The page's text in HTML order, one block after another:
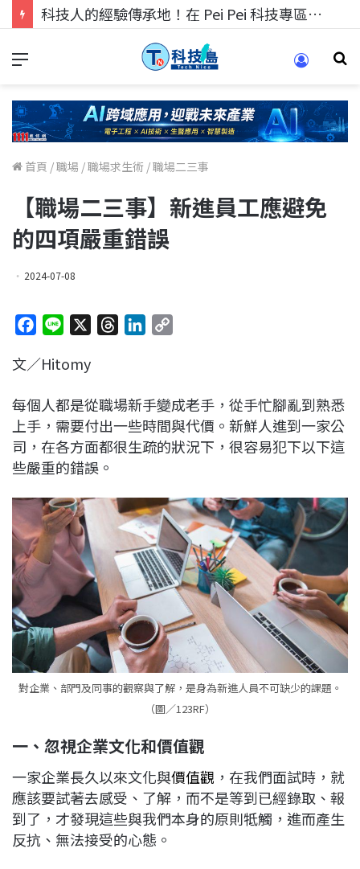
科技人的經驗傳承地！在 Pei Pei 科技專區，與學弟妹交流最硬核的技術
首頁 /職場 /職場求生術 /職場二三事
【職場二三事】新進員工應避免
的四項嚴重錯誤
2024-07-08
c
b
o
o
k
n
a
d
s
e
d
I
L
i
n
文／Hitomy
每個人都是從職場新手變成老手，從手忙腳亂到熟悉
上手，需要付出一些時間與代價。新鮮人進到一家公
司，在各方面都很生疏的狀況下，很容易犯下以下這
些嚴重的錯誤。
對企業、部門及同事的觀察與了解，是身為新進人員不可缺少的課題。
（圖／123RF）
一、忽視企業文化和價值觀
一家企業長久以來文化與價值觀 ，在我們面試時，就
應該要試著去感受、了解，而不是等到已經錄取、報
到了，才發現這些與我們本身的原則牴觸，進而產生
反抗、無法接受的心態。